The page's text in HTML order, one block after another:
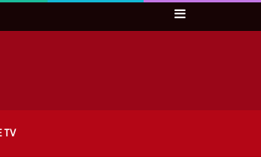
Sidebar
TV